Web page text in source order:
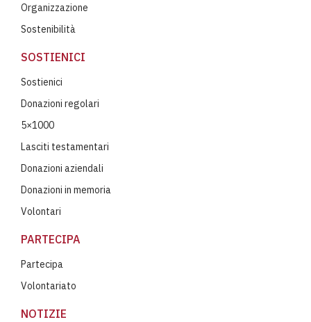
Organizzazione
Sostenibilità
SOSTIENICI
Sostienici
Donazioni regolari
5×1000
Lasciti testamentari
Donazioni aziendali
Donazioni in memoria
Volontari
PARTECIPA
Partecipa
Volontariato
NOTIZIE